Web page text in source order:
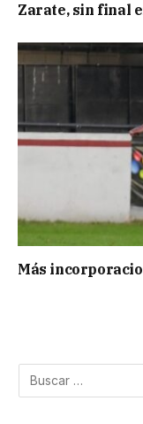
Zarate, sin final
Más